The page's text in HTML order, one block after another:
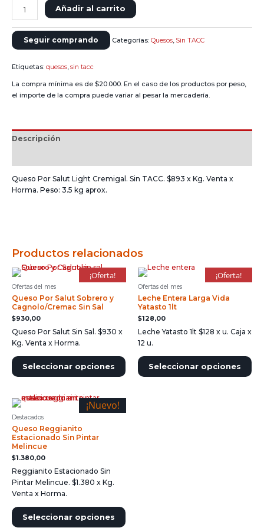
Añadir al carrito
Seguir comprando Categorías: Quesos, Sin TACC
Etiquetas: quesos,sin tacc
La compra mínima es de $20.000. En el caso de los productos por peso,
el importe de la compra puede variar al pesar la mercadería.
Descripción
Queso Por Salut Light Cremigal. Sin TACC. $893 x Kg. Venta x
Horma. Peso: 3.5 kg aprox.
Productos relacionados
¡Oferta!
Ofertas del mes
Queso Por Salut Sobrero y
Cagnolo/Cremac Sin Sal
$930,00
Queso Por Salut Sin Sal. $930 x
Kg. Venta x Horma.
Seleccionar opciones
¡Oferta!
Ofertas del mes
Leche Entera Larga Vida
Yatasto 1lt
$128,00
Leche Yatasto 1lt $128 x u. Caja x
12 u.
Seleccionar opciones
¡Nuevo!
Destacados
Queso Reggianito
Estacionado Sin Pintar
Melincue
$1.380,00
Reggianito Estacionado Sin
Pintar Melincue. $1.380 x Kg.
Venta x Horma.
Seleccionar opciones